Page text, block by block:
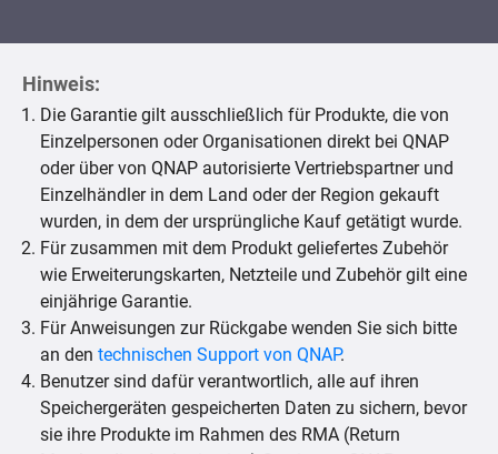
Hinweis:
Die Garantie gilt ausschließlich für Produkte, die von
Einzelpersonen oder Organisationen direkt bei QNAP
oder über von QNAP autorisierte Vertriebspartner und
Einzelhändler in dem Land oder der Region gekauft
wurden, in dem der ursprüngliche Kauf getätigt wurde.
Für zusammen mit dem Produkt geliefertes Zubehör
wie Erweiterungskarten, Netzteile und Zubehör gilt eine
einjährige Garantie.
Für Anweisungen zur Rückgabe wenden Sie sich bitte
an den technischen Support von QNAP.
Benutzer sind dafür verantwortlich, alle auf ihren
Speichergeräten gespeicherten Daten zu sichern, bevor
sie ihre Produkte im Rahmen des RMA (Return